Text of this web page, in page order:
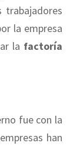
trabajadores
la empresa
la factoría
fue con la
han